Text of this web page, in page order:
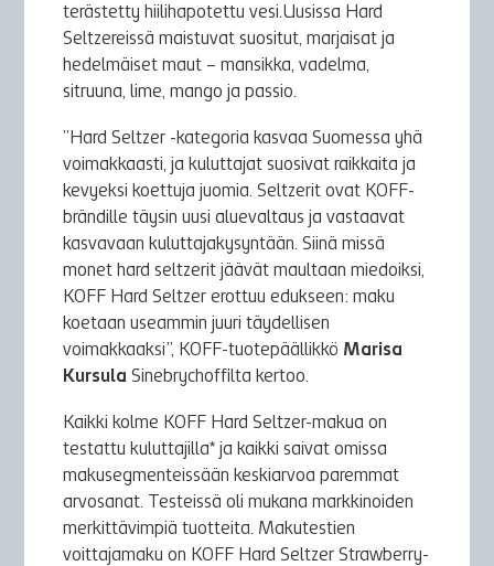
terästetty hiilihapotettu vesi.Uusissa Hard
Seltzereissä maistuvat suositut, marjaisat ja
hedelmäiset maut – mansikka, vadelma,
sitruuna, lime, mango ja passio.
”Hard Seltzer -kategoria kasvaa Suomessa yhä
voimakkaasti, ja kuluttajat suosivat raikkaita ja
kevyeksi koettuja juomia. Seltzerit ovat KOFF-
brändille täysin uusi aluevaltaus ja vastaavat
kasvavaan kuluttajakysyntään. Siinä missä
monet hard seltzerit jäävät maultaan miedoiksi,
KOFF Hard Seltzer erottuu edukseen: maku
koetaan useammin juuri täydellisen
voimakkaaksi”, KOFF-tuotepäällikkö Marisa
Kursula Sinebrychoffilta kertoo.
Kaikki kolme KOFF Hard Seltzer-makua on
testattu kuluttajilla* ja kaikki saivat omissa
makusegmenteissään keskiarvoa paremmat
arvosanat. Testeissä oli mukana markkinoiden
merkittävimpiä tuotteita. Makutestien
voittajamaku on KOFF Hard Seltzer Strawberry-